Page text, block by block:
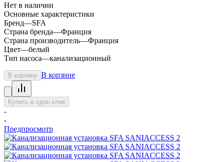
Нет в наличии
Основные характеристики
Бренд—SFA
Страна бренда—Франция
Страна производитель—Франция
Цвет—белый
Тип насоса—канализационный
В корзину В корзине
Купить в один клик
-
-
Предпросмотр